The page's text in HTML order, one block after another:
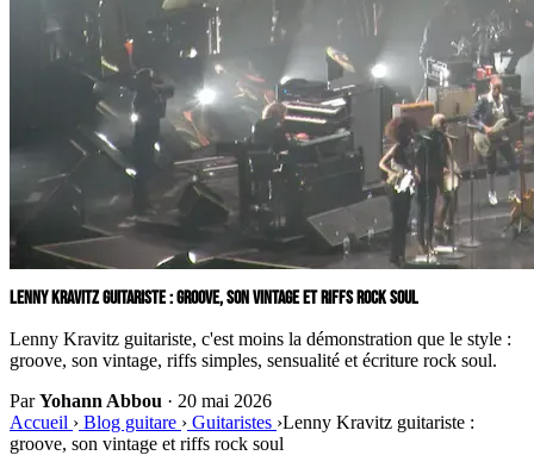
LENNY KRAVITZ GUITARISTE : GROOVE, SON VINTAGE ET RIFFS ROCK SOUL
Lenny Kravitz guitariste, c'est moins la démonstration que le style :
groove, son vintage, riffs simples, sensualité et écriture rock soul.
ParYohann Abbou · 20 mai 2026
Accueil › Blog guitare › Guitaristes ›Lenny Kravitz guitariste :
groove, son vintage et riffs rock soul